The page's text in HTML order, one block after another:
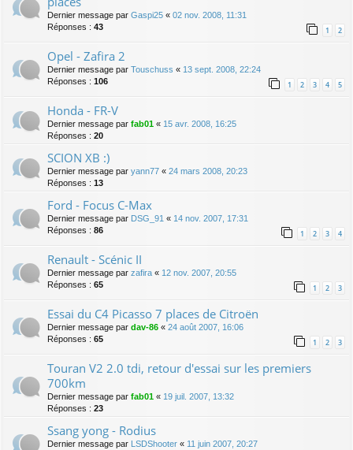
Dernier message par Gaspi25 « 02 nov. 2008, 11:31
Réponses : 43 1 2
Opel - Zafira 2
Dernier message par Touschuss « 13 sept. 2008, 22:24
Réponses : 106 1 2 3 4 5
Honda - FR-V
Dernier message par fab01 « 15 avr. 2008, 16:25
Réponses : 20
SCION XB :)
Dernier message par yann77 « 24 mars 2008, 20:23
Réponses : 13
Ford - Focus C-Max
Dernier message par DSG_91 « 14 nov. 2007, 17:31
Réponses : 86 1 2 3 4
Renault - Scénic II
Dernier message par zafira « 12 nov. 2007, 20:55
Réponses : 65 1 2 3
Essai du C4 Picasso 7 places de Citroën
Dernier message par dav-86 « 24 août 2007, 16:06
Réponses : 65 1 2 3
Touran V2 2.0 tdi, retour d'essai sur les premiers
700km
Dernier message par fab01 « 19 juil. 2007, 13:32
Réponses : 23
Ssang yong - Rodius
Dernier message par LSDShooter « 11 juin 2007, 20:27